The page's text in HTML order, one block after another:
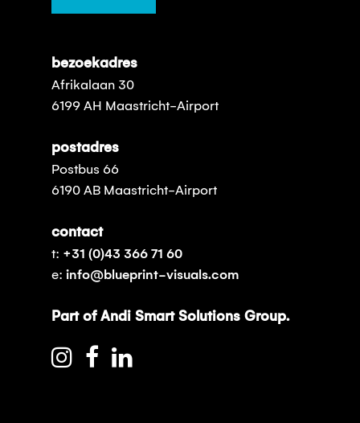
bezoekadres
Afrikalaan 30
6199 AH Maastricht-Airport
postadres
Postbus 66
6190 AB Maastricht-Airport
contact
t: +31 (0)43 366 71 60
e: info@blueprint-visuals.com
Part of Andi Smart Solutions Group.